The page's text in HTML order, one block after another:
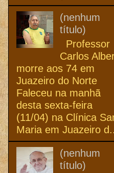
(nenhum
título)
Professor
Carlos
morre aos 74 em
Juazeiro do Norte
Faleceu na manhã
desta sexta-feira
(11/04) na Clínica
Maria em Juazeiro
(nenhum
título)